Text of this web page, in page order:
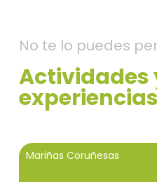
No te lo puedes
Actividades
Mariñas Coruñesas